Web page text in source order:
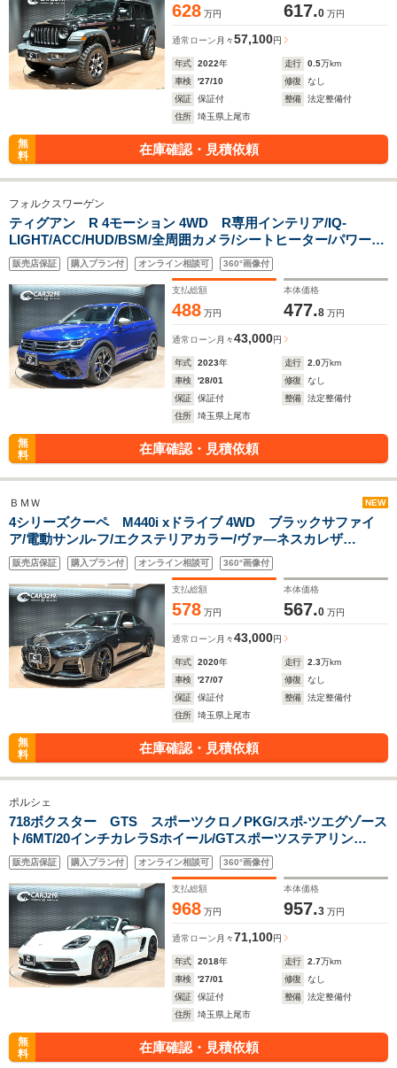
628 万円 617.0 万円
通常ローン 月々57,100円
年式 2022年 走行 0.5万km
車検
'27/10 修復
なし
保証
保証付 整備
法定整備付
住所
埼玉県上尾市
無
料
在庫確認・見積依頼
フォルクスワーゲン
ティグアン R 4モーション 4WD R専用インテリア/IQ-
LIGHT/ACC/HUD/BSM/全周囲カメラ/シートヒーター/パワーシ
ート/レザーシート/純正21インチAW/コーナーセンサー/ステア
リングヒーター/パーキングアシスト/パワーバックドア/前後ド
ラレコ
販売店保証 購入プラン付 オンライン相談可 360°画像付
支払総額
488 万円
本体価格
477.8 万円
通常ローン 月々43,000円
年式 2023年 走行 2.0万km
車検
'28/01 修復
なし
保証
保証付 整備
法定整備付
住所
埼玉県上尾市
無
料
在庫確認・見積依頼
ＢＭＷ NEW
4シリーズクーペ M440i xドライブ 4WD ブラックサファイ
ア/電動サンル-フ/エクステリアカラー/ヴァ―ネスカレザ
ー/HarmanKardon/3Dデザインフロントリップスポイラー/イン
ディビジュアルダブルスポ-クスタイリング19インチ
AW/Carplay/アンビエントライト
販売店保証 購入プラン付 オンライン相談可 360°画像付
支払総額
578 万円
本体価格
567.0 万円
通常ローン 月々43,000円
年式 2020年 走行 2.3万km
車検
'27/07 修復
なし
保証
保証付 整備
法定整備付
住所
埼玉県上尾市
無
料
在庫確認・見積依頼
ポルシェ
718ボクスター GTS スポーツクロノPKG/スポ-ツエグゾース
ト/6MT/20インチカレラSホイール/GTスポーツステアリン
グ/PASM/スポーツデザインPKG/GTSスポーツシ-
ト/ZUNSUPORTフロントグリルガードフルセット/ASR製バル
ブコントロール
販売店保証 購入プラン付 オンライン相談可 360°画像付
支払総額
968 万円
本体価格
957.3 万円
通常ローン 月々71,100円
年式 2018年 走行 2.7万km
車検
'27/01 修復
なし
保証
保証付 整備
法定整備付
住所
埼玉県上尾市
無
料
在庫確認・見積依頼